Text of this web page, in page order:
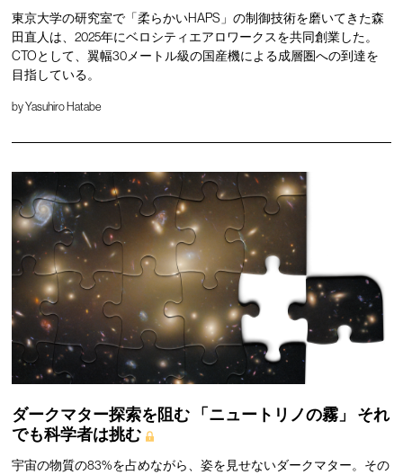
東京大学の研究室で「柔らかいHAPS」の制御技術を磨いてきた森
田直人は、2025年にベロシティエアロワークスを共同創業した。
CTOとして、翼幅30メートル級の国産機による成層圏への到達を
目指している。
byYasuhiro Hatabe
ダークマター探索を阻む 「ニュートリノの霧」
それ
でも科学者は挑む
宇宙の物質の83%を占めながら、姿を見せないダークマター。その